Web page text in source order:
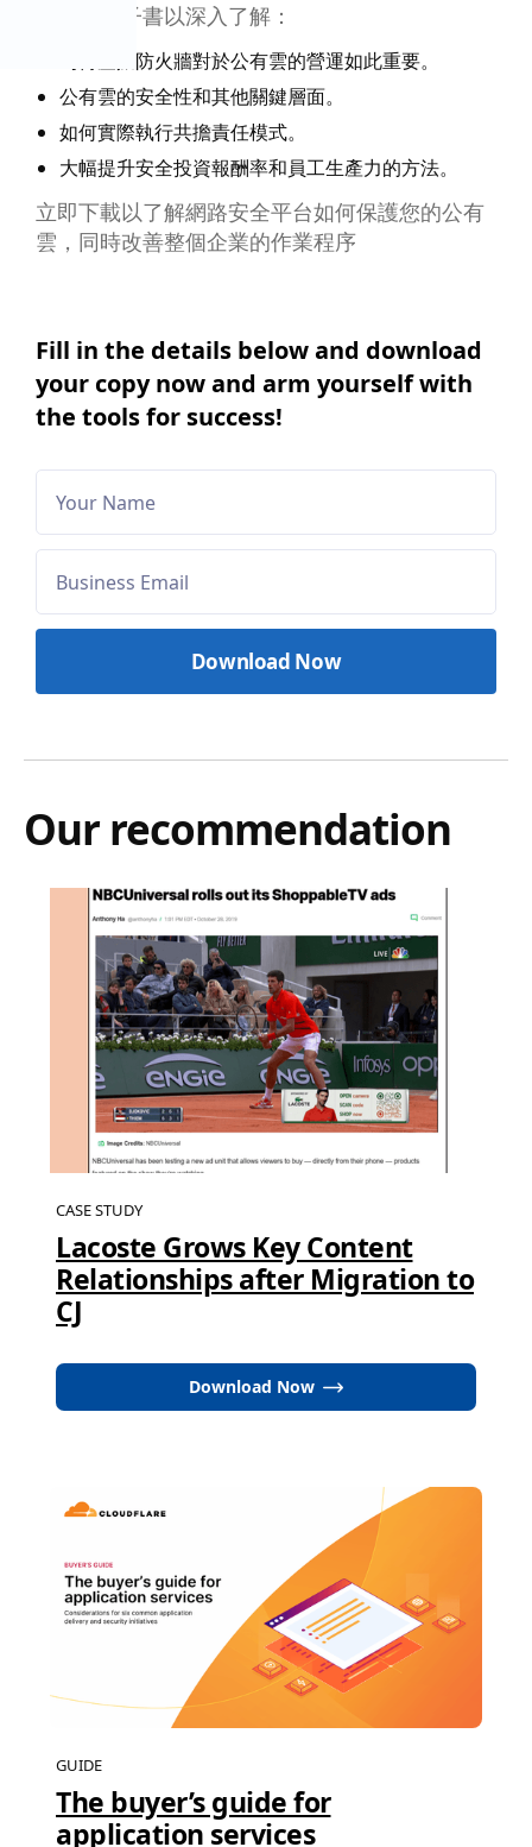
閱讀此電子書以深入了解：
為何虛擬防火牆對於公有雲的營運如此重要。
公有雲的安全性和其他關鍵層面。
如何實際執行共擔責任模式。
大幅提升安全投資報酬率和員工生產力的方法。
立即下載以了解網路安全平台如何保護您的公有
雲，同時改善整個企業的作業程序
Fill in the details below and download
your copy now and arm yourself with
the tools for success!
Our recommendation
CASE STUDY
Lacoste Grows Key Content
Relationships after Migration to
CJ
Download Now
GUIDE
The buyer’s guide for
application services